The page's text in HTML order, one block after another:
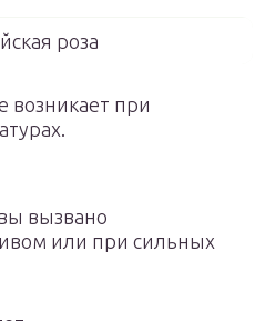
роза
возникает при
вызвано
или при сильных